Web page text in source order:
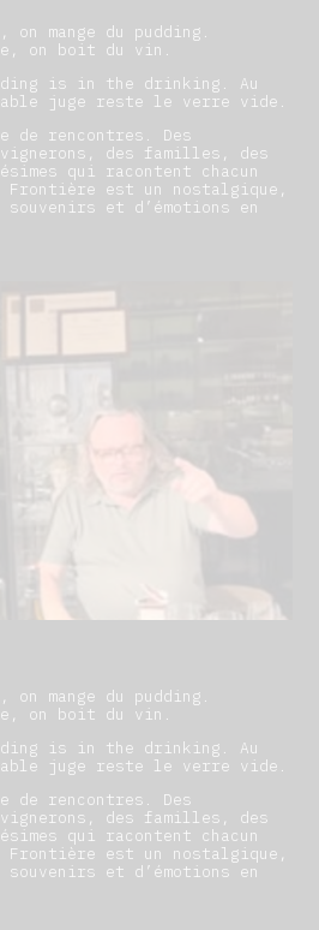
on mange du pudding.
on boit du vin.
is in the drinking. Au
juge reste le verre vide.
de rencontres. Des
des familles, des
qui racontent chacun
est un nostalgique,
et d’émotions en
on mange du pudding.
on boit du vin.
is in the drinking. Au
juge reste le verre vide.
de rencontres. Des
des familles, des
qui racontent chacun
est un nostalgique,
et d’émotions en